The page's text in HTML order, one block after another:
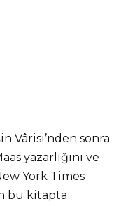
Vârisi’nden sonra
yazarlığını ve
York Times
bu kitapta